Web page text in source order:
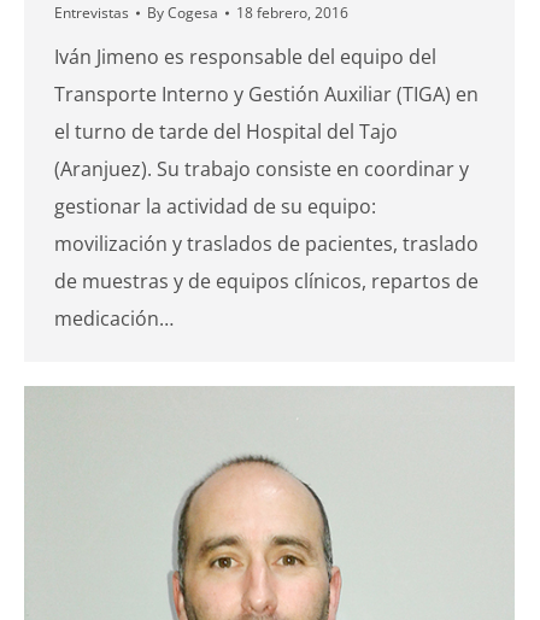
Entrevistas ByCogesa 18 febrero, 2016
Iván Jimeno es responsable del equipo del
Transporte Interno y Gestión Auxiliar (TIGA) en
el turno de tarde del Hospital del Tajo
(Aranjuez). Su trabajo consiste en coordinar y
gestionar la actividad de su equipo:
movilización y traslados de pacientes, traslado
de muestras y de equipos clínicos, repartos de
medicación…